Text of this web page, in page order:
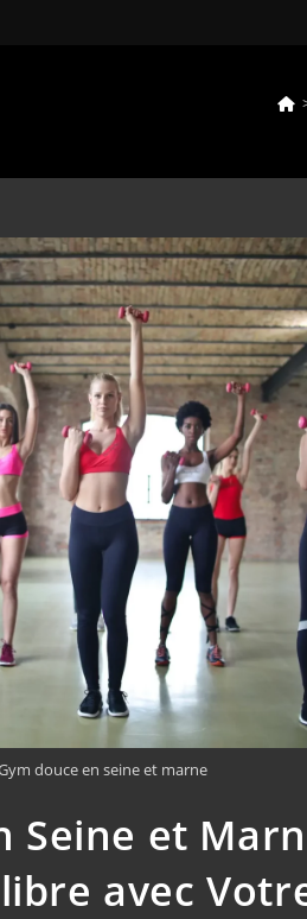
douce en seine et marne
Seine et
avec